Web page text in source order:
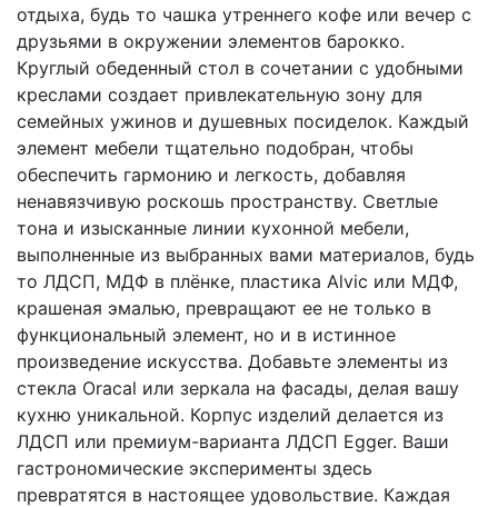
отдыха, будь то чашка утреннего кофе или вечер с
друзьями в окружении элементов барокко.
Круглый обеденный стол в сочетании с удобными
креслами создает привлекательную зону для
семейных ужинов и душевных посиделок. Каждый
элемент мебели тщательно подобран, чтобы
обеспечить гармонию и легкость, добавляя
ненавязчивую роскошь пространству. Светлые
тона и изысканные линии кухонной мебели,
выполненные из выбранных вами материалов, будь
то ЛДСП, МДФ в плёнке, пластика Alvic или МДФ,
крашеная эмалью, превращают ее не только в
функциональный элемент, но и в истинное
произведение искусства. Добавьте элементы из
стекла Oracal или зеркала на фасады, делая вашу
кухню уникальной. Корпус изделий делается из
ЛДСП или премиум-варианта ЛДСП Egger. Ваши
гастрономические эксперименты здесь
превратятся в настоящее удовольствие. Каждая